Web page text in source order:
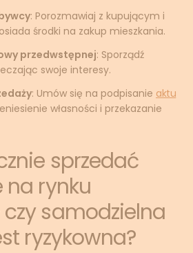
: Porozmawiaj z kupującym i
środki na zakup mieszkania.
przedwstępnej: Sporządź
swoje interesy.
: Umów się na podpisanie aktu
własności i przekazanie
sprzedać
na rynku
samodzielna
ryzykowna?